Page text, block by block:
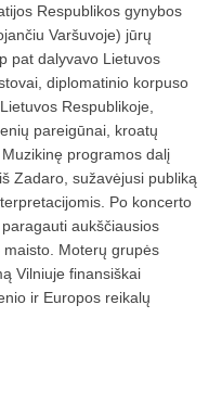
Respublikos gynybos
Varšuvoje) jūrų
pat dalyvavo Lietuvos
diplomatinio korpuso
Respublikoje,
pareigūnai, kroatų
programos dalį
Zadaro, sužavėjusi publiką
Po koncerto
aukščiausios
Moterų grupės
Vilniuje finansiškai
ir Europos reikalų